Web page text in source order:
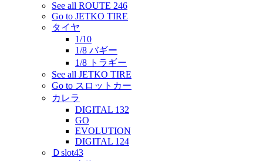
See all ROUTE 246
Go to JETKO TIRE
タイヤ
1/10
1/8 バギー
1/8 トラギー
See all JETKO TIRE
Go to スロットカー
カレラ
DIGITAL 132
GO
EVOLUTION
DIGITAL 124
Ｄslot43